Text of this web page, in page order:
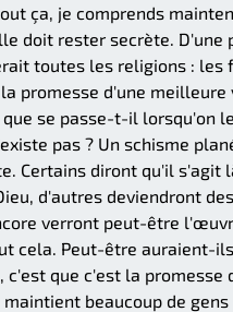
ça, je comprends
doit rester secrète. D'une
toutes les religions : les
promesse d'une meilleure
se passe-t-il lorsqu'on
pas ? Un schisme
Certains diront qu'il s'agit
d'autres deviendront
verront peut-être
cela. Peut-être auraient-
c'est que c'est la promesse
beaucoup de